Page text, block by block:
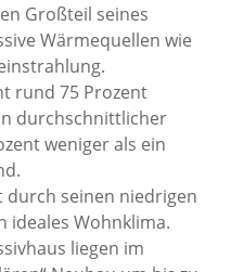
Großteil seines
Wärmequellen wie
rund 75 Prozent
durchschnittlicher
weniger als ein
durch seinen niedrigen
ideales Wohnklima.
liegen im